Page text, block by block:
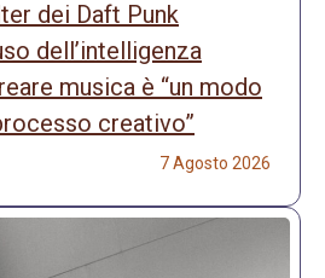
dei Daft Punk
dell’intelligenza
musica è “un modo
creativo”
7 Agosto 2026